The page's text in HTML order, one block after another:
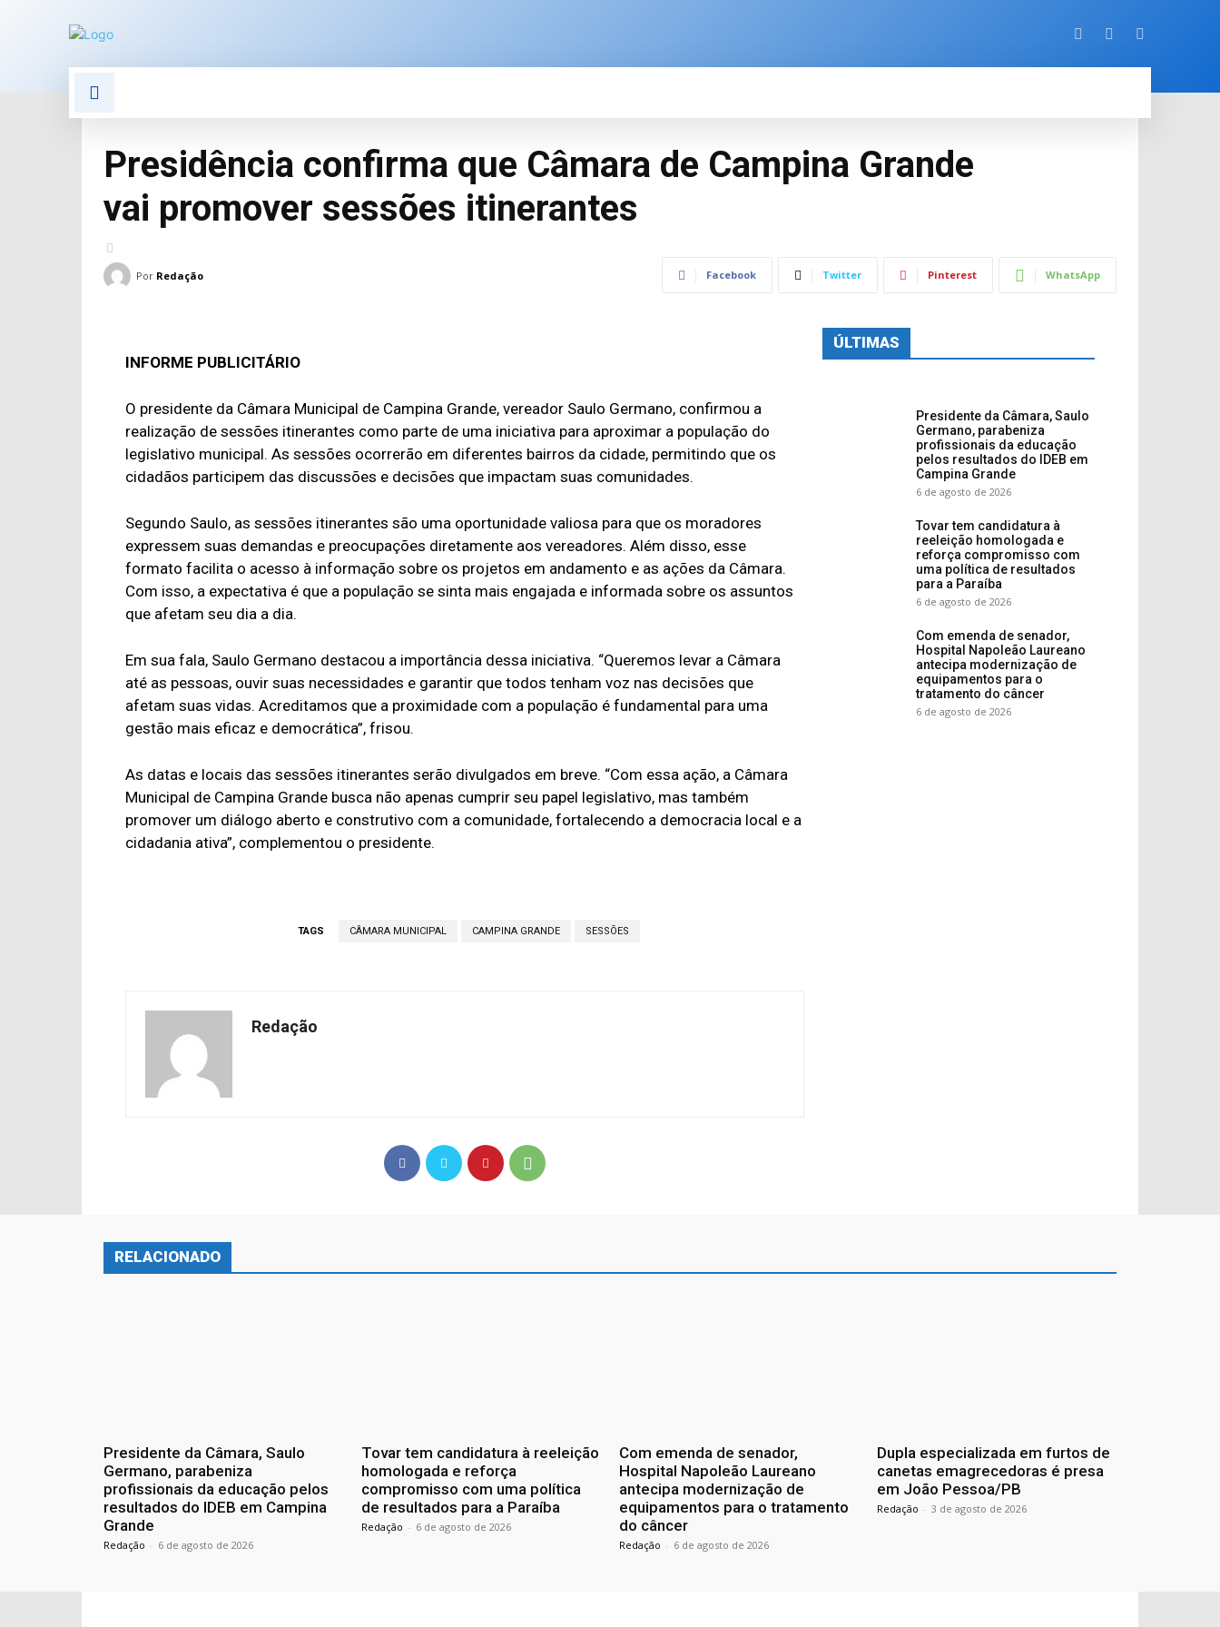
Presidência confirma que Câmara de Campina Grande
vai promover sessões itinerantes
Por Redação Facebook Twitter Pinterest WhatsApp
INFORME PUBLICITÁRIO
O presidente da Câmara Municipal de Campina Grande, vereador Saulo Germano, confirmou a
realização de sessões itinerantes como parte de uma iniciativa para aproximar a população do
legislativo municipal. As sessões ocorrerão em diferentes bairros da cidade, permitindo que os
cidadãos participem das discussões e decisões que impactam suas comunidades.
Segundo Saulo, as sessões itinerantes são uma oportunidade valiosa para que os moradores
expressem suas demandas e preocupações diretamente aos vereadores. Além disso, esse
formato facilita o acesso à informação sobre os projetos em andamento e as ações da Câmara.
Com isso, a expectativa é que a população se sinta mais engajada e informada sobre os assuntos
que afetam seu dia a dia.
Em sua fala, Saulo Germano destacou a importância dessa iniciativa. “Queremos levar a Câmara
até as pessoas, ouvir suas necessidades e garantir que todos tenham voz nas decisões que
afetam suas vidas. Acreditamos que a proximidade com a população é fundamental para uma
gestão mais eficaz e democrática”, frisou.
As datas e locais das sessões itinerantes serão divulgados em breve. “Com essa ação, a Câmara
Municipal de Campina Grande busca não apenas cumprir seu papel legislativo, mas também
promover um diálogo aberto e construtivo com a comunidade, fortalecendo a democracia local e a
cidadania ativa”, complementou o presidente.
TAGS CÂMARA MUNICIPAL CAMPINA GRANDE SESSÕES
Redação
ÚLTIMAS
Presidente da Câmara, Saulo
Germano, parabeniza
profissionais da educação
pelos resultados do IDEB em
Campina Grande
6 de agosto de 2026
Tovar tem candidatura à
reeleição homologada e
reforça compromisso com
uma política de resultados
para a Paraíba
6 de agosto de 2026
Com emenda de senador,
Hospital Napoleão Laureano
antecipa modernização de
equipamentos para o
tratamento do câncer
6 de agosto de 2026
RELACIONADO
Presidente da Câmara, Saulo
Germano, parabeniza
profissionais da educação pelos
resultados do IDEB em Campina
Grande
Redação - 6 de agosto de 2026
Tovar tem candidatura à reeleição
homologada e reforça
compromisso com uma política
de resultados para a Paraíba
Redação - 6 de agosto de 2026
Com emenda de senador,
Hospital Napoleão Laureano
antecipa modernização de
equipamentos para o tratamento
do câncer
Redação - 6 de agosto de 2026
Dupla especializada em furtos de
canetas emagrecedoras é presa
em João Pessoa/PB
Redação - 3 de agosto de 2026